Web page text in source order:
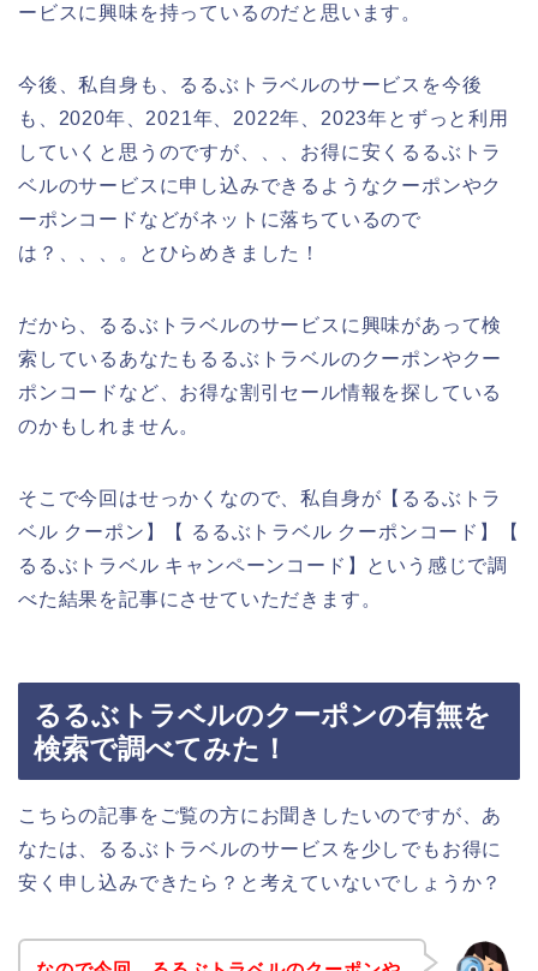
ービスに興味を持っているのだと思います。
今後、私自身も、るるぶトラベルのサービスを今後
も、2020年、2021年、2022年、2023年とずっと利用
していくと思うのですが、、、お得に安くるるぶトラ
ベルのサービスに申し込みできるようなクーポンやク
ーポンコードなどがネットに落ちているので
は？、、、。とひらめきました！
だから、るるぶトラベルのサービスに興味があって検
索しているあなたもるるぶトラベルのクーポンやクー
ポンコードなど、お得な割引セール情報を探している
のかもしれません。
そこで今回はせっかくなので、私自身が【るるぶトラ
ベル クーポン】【 るるぶトラベル クーポンコード】【
るるぶトラベル キャンペーンコード】という感じで調
べた結果を記事にさせていただきます。
るるぶトラベルのクーポンの有無を
検索で調べてみた！
こちらの記事をご覧の方にお聞きしたいのですが、あ
なたは、るるぶトラベルのサービスを少しでもお得に
安く申し込みできたら？と考えていないでしょうか？